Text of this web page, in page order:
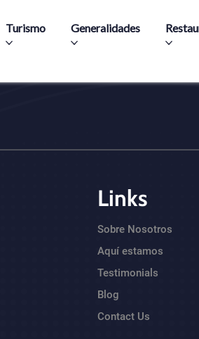
Turismo Generalidades
Links
Sobre Nosotros
Aquí estamos
Testimonials
Blog
Contact Us